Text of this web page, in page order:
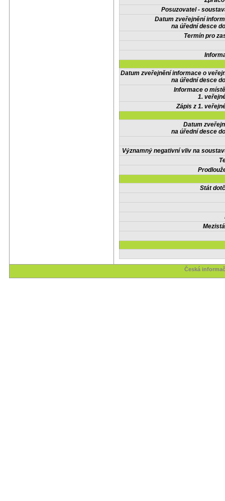
Posuzovatel -
Datum zveřejnění
na úřední desce
Termín pro
Datum zveřejnění informace o
na úřední desce
Informace o
1.
Zápis z 1.
Datum
na úřední desce
Významný negativní vliv na
Stát
Česká